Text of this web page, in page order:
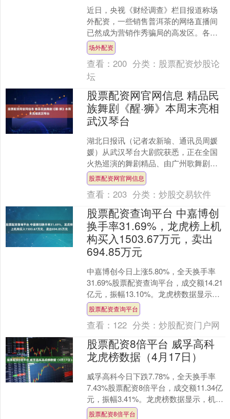
近日，央视《财经调查》栏目报道称场
外配资，一些销售普洱茶的网络直播间
已然成为营销作秀骗局的高发区。各种
号称出自名山名寨、几百元一公斤的古
树茶，到几十元乃至十几元....
场外配资
查看：200 分类： 股票配资炒股论
坛
股票配资网官网信息 精品民
族舞剧《醒·狮》本周末亮相
武汉琴台
湖北日报讯（记者农新瑜、通讯员周媛
媛）从武汉琴台大剧院获悉，正在全国
火热巡演的舞剧精品、由广州歌舞剧院
创排演出的《醒·狮》，将于6月27日（周
六）、28日（周日....
股票配资网官网信息
查看：203 分类：炒股交易软件
股票配资查询平台 中嘉博创
换手率31.69%，龙虎榜上机
构买入1503.67万元，卖出
694.85万元
中嘉博创今日上涨5.80%，全天换手率
31.69%股票配资查询平台，成交额14.21
亿元，振幅13.10%。龙虎榜数据显示，
机构净买入808.81万元，营业部席....
股票配资查询平台
查看： 122 分类：炒股配资门户网
股票配资8倍平台 威孚高科
龙虎榜数据（4月17日）
威孚高科今日下跌7.78%，全天换手率
7.43%股票配资8倍平台，成交额11.34亿
元，振幅3.41%。龙虎榜数据显示，机构
净卖出8314.71万元，深股通净卖....
股票配资8倍平台